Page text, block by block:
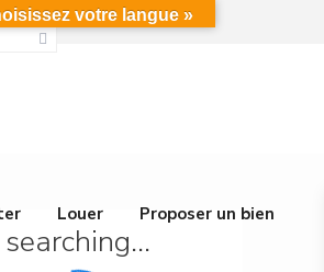
Louer Proposer un bien
searching...
votre langue »